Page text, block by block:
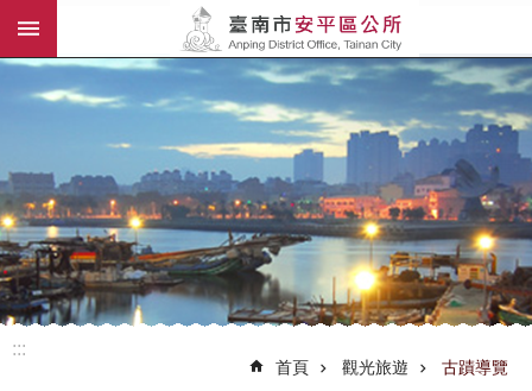
跳到主要內容區塊
:::
首頁 觀光旅遊 古蹟導覽